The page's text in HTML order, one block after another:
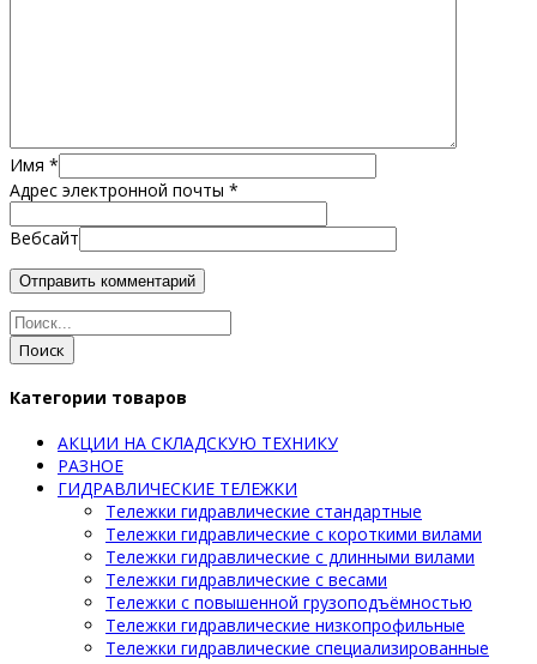
Имя *
Адрес электронной почты *
Вебсайт
Поиск
Категории товаров
АКЦИИ НА СКЛАДСКУЮ ТЕХНИКУ
РАЗНОЕ
ГИДРАВЛИЧЕСКИЕ ТЕЛЕЖКИ
Тележки гидравлические стандартные
Тележки гидравлические с короткими вилами
Тележки гидравлические с длинными вилами
Тележки гидравлические с весами
Тележки с повышенной грузоподъёмностью
Тележки гидравлические низкопрофильные
Тележки гидравлические специализированные